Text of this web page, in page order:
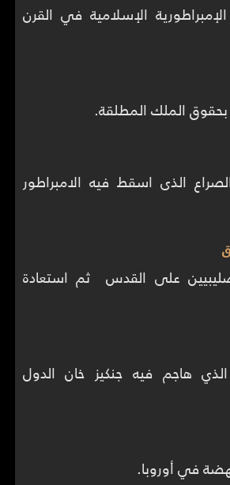
الإسلامية في القرن
بحقوق الملك المطلقة.
الذى اسقط فيه الامبراطور
على القدس ثم استعادة
هاجم فيه جنكيز خان الدول
في أوروبا.